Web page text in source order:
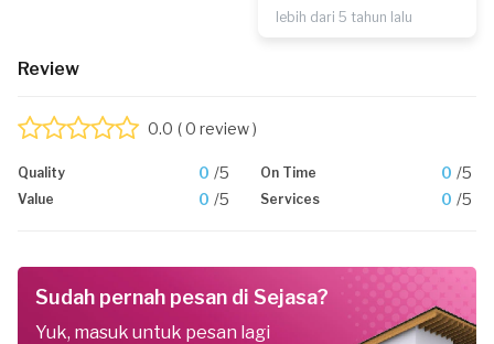
lebih dari 5 tahun lalu
Review
0.0 ( 0 review )
Quality 0 /5 On Time 0 /5
Value 0 /5 Services 0 /5
Sudah pernah pesan di Sejasa?
Yuk, masuk untuk pesan lagi